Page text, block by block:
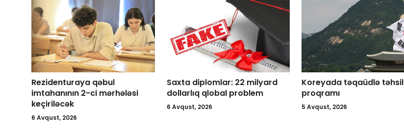
Rezidenturaya qəbul
imtahanının 2-ci mərhələsi
keçiriləcək
6 Avqust, 2026
Saxta diplomlar: 22 milyard
dollarlıq qlobal problem
6 Avqust, 2026
Koreyada təqaüdlə təhsil
proqramı
5 Avqust, 2026